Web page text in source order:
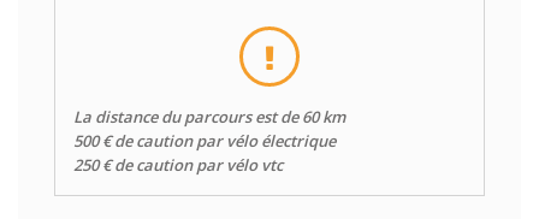
La distance du parcours est de 60 km
500 € de caution par vélo électrique
250 € de caution par vélo vtc